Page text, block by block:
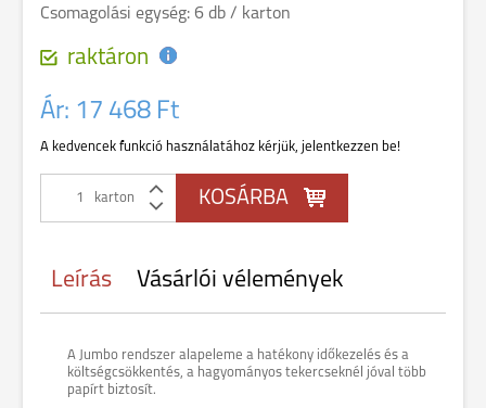
Csomagolási egység: 6 db / karton
raktáron
Ár: 17 468 Ft
A kedvencek funkció használatához kérjük, jelentkezzen be!
karton
Leírás Vásárlói vélemények
A Jumbo rendszer alapeleme a hatékony időkezelés és a
költségcsökkentés, a hagyományos tekercseknél jóval több
papírt biztosít.